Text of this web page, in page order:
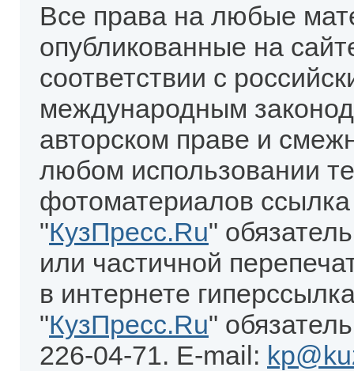
Все права на любые
опубликованные на
соответствии с
международным
авторском праве и
любом использовании
фотоматериалов
"КузПресс.Ru"
или частичной
в интернете
"КузПресс.Ru"
226-04-71. E-mail: